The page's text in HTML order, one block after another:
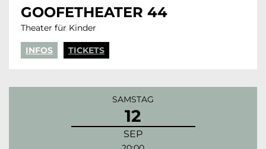
GOOFETHEATER 44
Theater für Kinder
INFOS TICKETS
SAMSTAG
12
SEP